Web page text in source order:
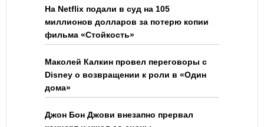
На Netflix подали в суд на 105
миллионов долларов за потерю копии
фильма «Стойкость»
Маколей Калкин провел переговоры с
Disney о возвращении к роли в «Один
дома»
Джон Бон Джови внезапно прервал